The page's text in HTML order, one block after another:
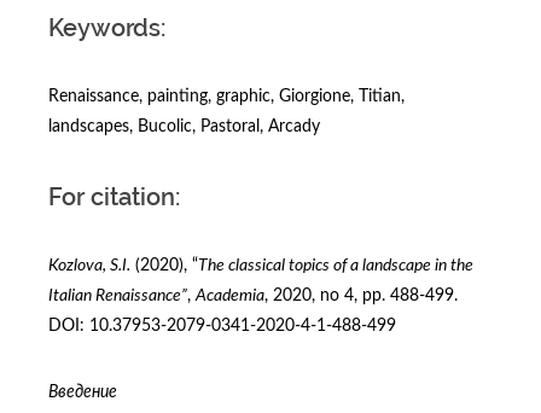
Keywords:
Renaissance, painting, graphic, Giorgione, Titian,
landscapes, Bucolic, Pastoral, Arcady
For citation:
Kozlova, S.I. (2020), “The classical topics of a landscape in the
Italian Renaissance”,Academia, 2020, no 4, pp. 488-499.
DOI: 10.37953-2079-0341-2020-4-1-488-499
Введение